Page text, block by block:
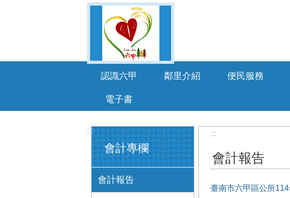
認識六甲 鄰里介紹 便民服務
電子書
:::
會計專欄
會計報告
:::
會計報告
臺南市六甲區公所